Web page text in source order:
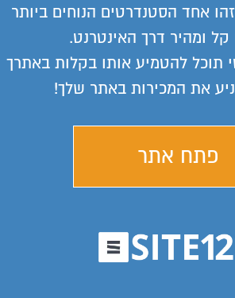
אחד הסטנדרטים הנוחים ביותר
ומהיר דרך האינטרנט.
תוכל להטמיע אותו בקלות באתרך
את המכירות באתר שלך!
פתח אתר